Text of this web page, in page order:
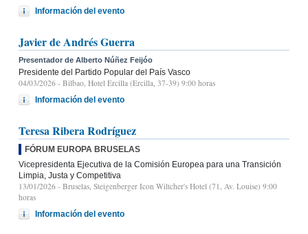
Información del evento
Javier de Andrés Guerra
Presentador de Alberto Núñez Feijóo
Presidente del Partido Popular del País Vasco
04/03/2026 - Bilbao, Hotel Ercilla (Ercilla, 37-39) 9:00 horas
Información del evento
Teresa Ribera Rodríguez
FÓRUM EUROPA BRUSELAS
Vicepresidenta Ejecutiva de la Comisión Europea para una Transición
Limpia, Justa y Competitiva
13/01/2026 - Bruselas, Steigenberger Icon Wiltcher's Hotel (71, Av. Louise) 9:00
horas
Información del evento